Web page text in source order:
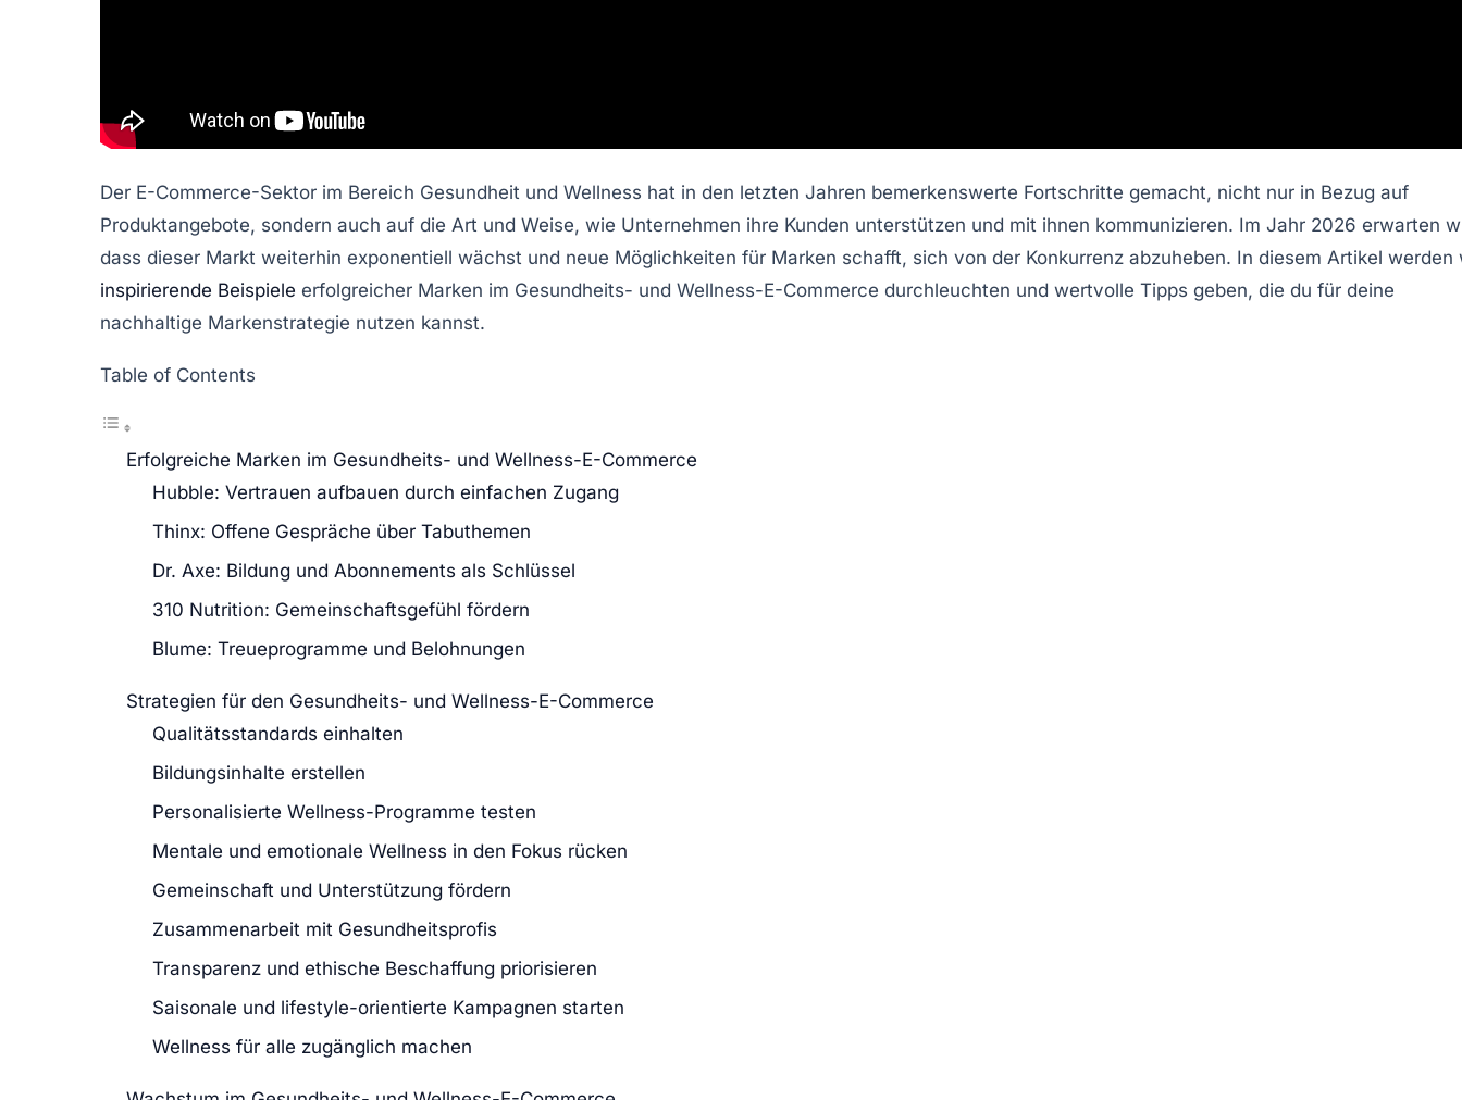
Der E-Commerce-Sektor im Bereich Gesundheit und Wellness hat in den letzten Jahren bemerkenswerte Fortschritte gemacht, nicht nur in Bezug auf
Produktangebote, sondern auch auf die Art und Weise, wie Unternehmen ihre Kunden unterstützen und mit ihnen kommunizieren. Im Jahr 2026 erwarten
dass dieser Markt weiterhin exponentiell wächst und neue Möglichkeiten für Marken schafft, sich von der Konkurrenz abzuheben. In diesem Artikel werden
inspirierende Beispiele erfolgreicher Marken im Gesundheits- und Wellness-E-Commerce durchleuchten und wertvolle Tipps geben, die du für deine
nachhaltige Markenstrategie nutzen kannst.
Table of Contents
Erfolgreiche Marken im Gesundheits- und Wellness-E-Commerce
Hubble: Vertrauen aufbauen durch einfachen Zugang
Thinx: Offene Gespräche über Tabuthemen
Dr. Axe: Bildung und Abonnements als Schlüssel
310 Nutrition: Gemeinschaftsgefühl fördern
Blume: Treueprogramme und Belohnungen
Strategien für den Gesundheits- und Wellness-E-Commerce
Qualitätsstandards einhalten
Bildungsinhalte erstellen
Personalisierte Wellness-Programme testen
Mentale und emotionale Wellness in den Fokus rücken
Gemeinschaft und Unterstützung fördern
Zusammenarbeit mit Gesundheitsprofis
Transparenz und ethische Beschaffung priorisieren
Saisonale und lifestyle-orientierte Kampagnen starten
Wellness für alle zugänglich machen